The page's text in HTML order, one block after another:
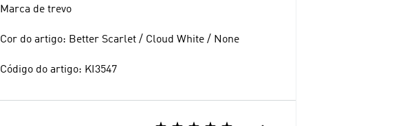
Marca de trevo
Cor do artigo: Better Scarlet / Cloud White / None
Código do artigo: KI3547